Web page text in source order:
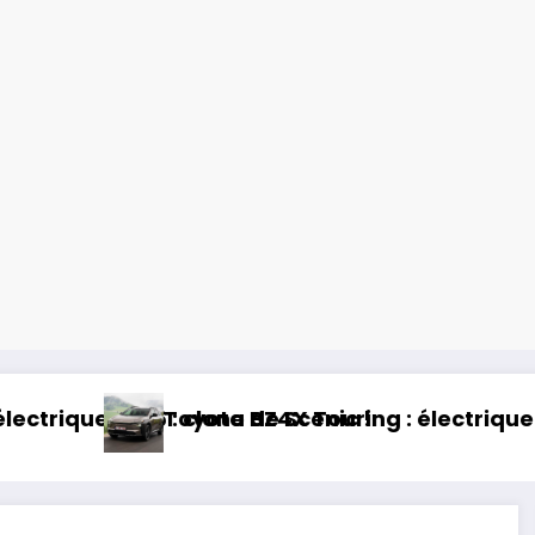
: électrique et baroudeur !Essai Swapa ZIP :